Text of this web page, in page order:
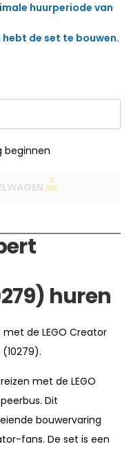
huurperiode van
de set te bouwen.
beginnen
huren
de LEGO Creator
met de LEGO
Dit
bouwervaring
fans. De set is een